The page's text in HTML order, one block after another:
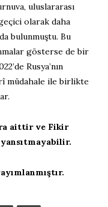
uluslararası
olarak daha
bulunmuştu. Bu
gösterse de bir
Rusya’nın
müdahale ile birlikte
aittir ve Fikir